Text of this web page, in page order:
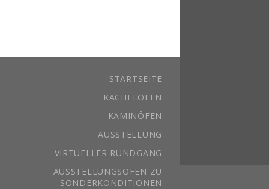
STARTSEITE
KACHELÖFEN
KAMINÖFEN
AUSSTELLUNG
VIRTUELLER RUNDGANG
AUSSTELLUNGSÖFEN ZU
SONDERKONDITIONEN